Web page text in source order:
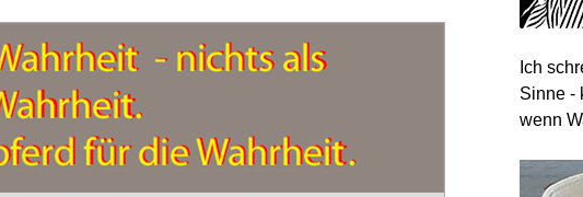
Ich
Sinne -
wenn